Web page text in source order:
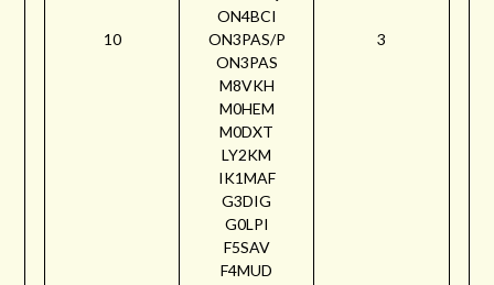
10
ON4BCI
ON3PAS/P
ON3PAS
M8VKH
M0HEM
M0DXT
LY2KM
IK1MAF
G3DIG
G0LPI
F5SAV
F4MUD
3